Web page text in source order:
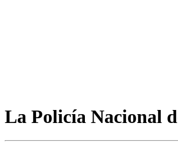
La Policía Nacional